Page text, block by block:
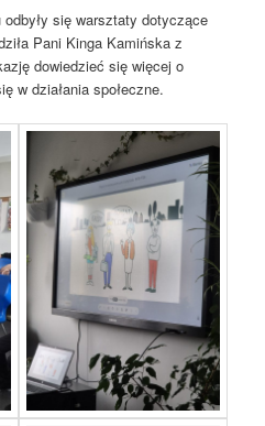
się warsztaty dotyczące
Pani Kinga Kamińska z
dowiedzieć się więcej o
w działania społeczne.